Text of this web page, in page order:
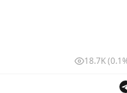
18.7K